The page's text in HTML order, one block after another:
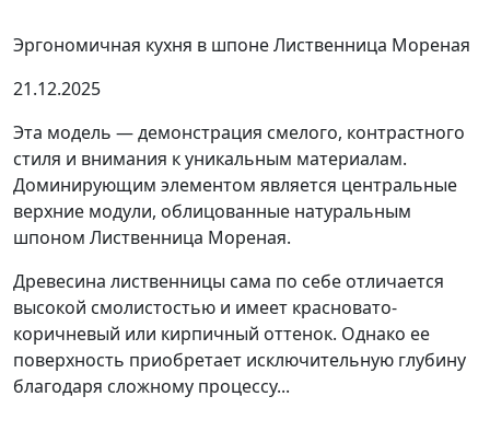
Эргономичная кухня в шпоне Лиственница Мореная
21.12.2025
Эта модель — демонстрация смелого, контрастного
стиля и внимания к уникальным материалам.
Доминирующим элементом является центральные
верхние модули, облицованные натуральным
шпоном Лиственница Мореная.
Древесина лиственницы сама по себе отличается
высокой смолистостью и имеет красновато-
коричневый или кирпичный оттенок. Однако ее
поверхность приобретает исключительную глубину
благодаря сложному процессу...